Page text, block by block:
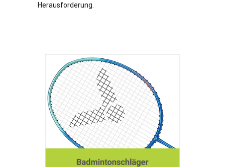
Herausforderung.